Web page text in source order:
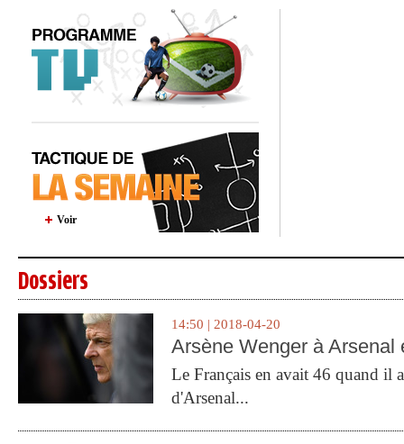
Voir
Dossiers
14:50 | 2018-04-20
Arsène Wenger à Arsenal
Le Français en avait 46 quand il
d'Arsenal...